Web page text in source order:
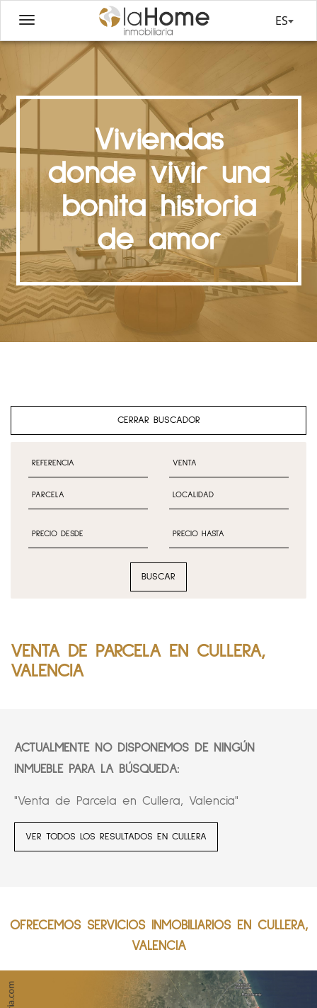
ES
Viviendas
donde vivir una
bonita historia
de amor
CERRAR BUSCADOR
BUSCAR
VENTA DE PARCELA EN CULLERA,
VALENCIA
ACTUALMENTE NO DISPONEMOS DE NINGÚN
INMUEBLE PARA LA BÚSQUEDA:
"Venta de Parcela en Cullera, Valencia"
VER TODOS LOS RESULTADOS EN CULLERA
OFRECEMOS SERVICIOS INMOBILIARIOS EN CULLERA,
VALENCIA